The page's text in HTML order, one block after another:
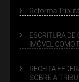
Reforma
ESCRITURA DE
IMÓVEL
RECEITA
SOBRE A